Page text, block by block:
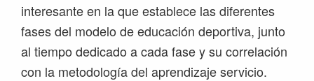
interesante en la que establece las diferentes
fases del modelo de educación deportiva, junto
al tiempo dedicado a cada fase y su correlación
con la metodología del aprendizaje servicio.